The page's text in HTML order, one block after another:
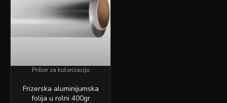
Pribor za kolorizaciju
Frizerska aluminijumska
folija u rolni 400gr